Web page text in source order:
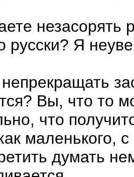
незасорять
русски? Я
Вы, что то
что
маленького,
думать